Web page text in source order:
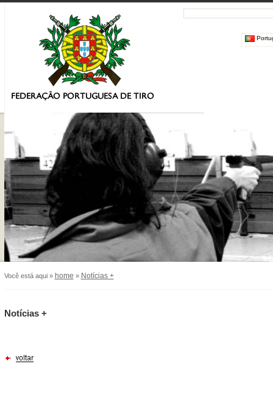
Você está aqui » home » Notícias +
Notícias +